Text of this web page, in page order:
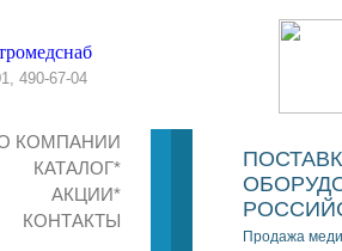
490-67-04
КОМПАНИИ
КАТАЛОГ*
АКЦИИ*
КОНТАКТЫ
Продажа